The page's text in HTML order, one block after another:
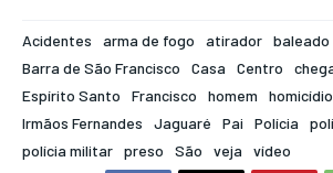
Acidentes arma de fogo atirador baleado
Barra de São Francisco
Casa Centro
Espírito Santo
Francisco homem
homicídio
Irmãos Fernandes
Jaguaré Pai Polícia
polícia militar preso São veja vídeo